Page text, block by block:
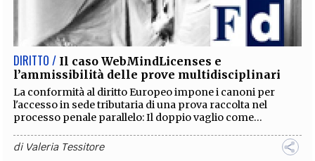
EXTRA
CODICI RUBRICHE LIBRI PROCEEDINGS PUBBLICITÀ CONTATTI
SOCIAL MEDIA
DIRITTO / Il caso WebMindLicenses e
l’ammissibilità delle prove multidisciplinari
La conformità al diritto Europeo impone i canoni per
l'accesso in sede tributaria di una prova raccolta nel
processo penale parallelo: Il doppio vaglio come...
di Valeria Tessitore